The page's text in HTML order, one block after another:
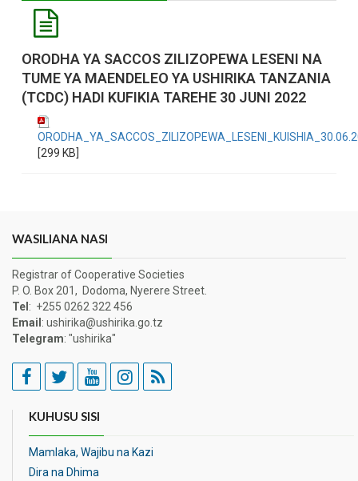
ORODHA YA SACCOS ZILIZOPEWA LESENI NA
TUME YA MAENDELEO YA USHIRIKA TANZANIA
(TCDC) HADI KUFIKIA TAREHE 30 JUNI 2022
[299 KB]
WASILIANA NASI
Registrar of Cooperative Societies
P. O. Box 201, Dodoma, Nyerere Street.
Tel : +255 0262 322 456
Email : ushirika@ushirika.go.tz
Telegram: "ushirika"
KUHUSU SISI
Mamlaka, Wajibu na Kazi
Dira na Dhima